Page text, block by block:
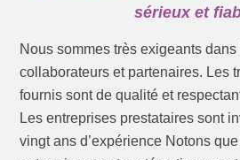
sérieux et
Nous sommes très exigeants
collaborateurs et partenaires. Les
fournis sont de qualité et
Les entreprises prestataires sont
vingt ans d’expérience Notons